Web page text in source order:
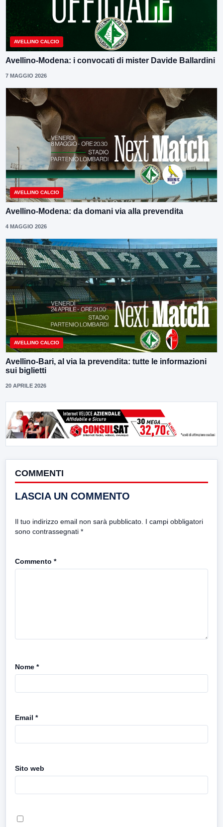
AVELLINO CALCIO
Avellino-Modena: i convocati di mister Davide Ballardini
7 MAGGIO 2026
AVELLINO CALCIO
Avellino-Modena: da domani via alla prevendita
4 MAGGIO 2026
AVELLINO CALCIO
Avellino-Bari, al via la prevendita: tutte le informazioni
sui biglietti
20 APRILE 2026
COMMENTI
LASCIA UN COMMENTO
Il tuo indirizzo email non sarà pubblicato. I campi obbligatori
sono contrassegnati *
Commento *
Nome *
Email *
Sito web